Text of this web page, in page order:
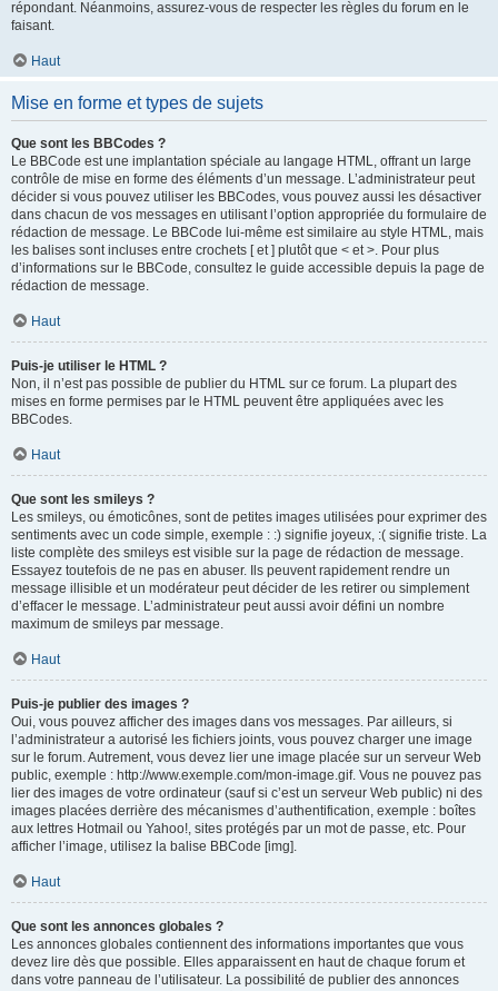
répondant. Néanmoins, assurez-vous de respecter les règles du forum en le
faisant.
Haut
Mise en forme et types de sujets
Que sont les BBCodes ?
Le BBCode est une implantation spéciale au langage HTML, offrant un large
contrôle de mise en forme des éléments d’un message. L’administrateur peut
décider si vous pouvez utiliser les BBCodes, vous pouvez aussi les désactiver
dans chacun de vos messages en utilisant l’option appropriée du formulaire de
rédaction de message. Le BBCode lui-même est similaire au style HTML, mais
les balises sont incluses entre crochets [ et ] plutôt que < et >. Pour plus
d’informations sur le BBCode, consultez le guide accessible depuis la page de
rédaction de message.
Haut
Puis-je utiliser le HTML ?
Non, il n’est pas possible de publier du HTML sur ce forum. La plupart des
mises en forme permises par le HTML peuvent être appliquées avec les
BBCodes.
Haut
Que sont les smileys ?
Les smileys, ou émoticônes, sont de petites images utilisées pour exprimer des
sentiments avec un code simple, exemple : :) signifie joyeux, :( signifie triste. La
liste complète des smileys est visible sur la page de rédaction de message.
Essayez toutefois de ne pas en abuser. Ils peuvent rapidement rendre un
message illisible et un modérateur peut décider de les retirer ou simplement
d’effacer le message. L’administrateur peut aussi avoir défini un nombre
maximum de smileys par message.
Haut
Puis-je publier des images ?
Oui, vous pouvez afficher des images dans vos messages. Par ailleurs, si
l’administrateur a autorisé les fichiers joints, vous pouvez charger une image
sur le forum. Autrement, vous devez lier une image placée sur un serveur Web
public, exemple : http://www.exemple.com/mon-image.gif. Vous ne pouvez pas
lier des images de votre ordinateur (sauf si c’est un serveur Web public) ni des
images placées derrière des mécanismes d’authentification, exemple : boîtes
aux lettres Hotmail ou Yahoo!, sites protégés par un mot de passe, etc. Pour
afficher l’image, utilisez la balise BBCode [img].
Haut
Que sont les annonces globales ?
Les annonces globales contiennent des informations importantes que vous
devez lire dès que possible. Elles apparaissent en haut de chaque forum et
dans votre panneau de l’utilisateur. La possibilité de publier des annonces